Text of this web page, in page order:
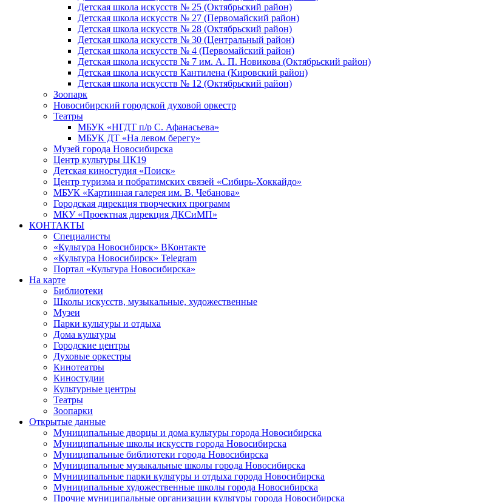
Детская школа искусств № 25 (Октябрьский район)
Детская школа искусств № 27 (Первомайский район)
Детская школа искусств № 28 (Октябрьский район)
Детская школа искусств № 30 (Центральный район)
Детская школа искусств № 4 (Первомайский район)
Детская школа искусств № 7 им. А. П. Новикова (Октябрьский район)
Детская школа искусств Кантилена (Кировский район)
Детская школа искусств № 12 (Октябрьский район)
Зоопарк
Новосибирский городской духовой оркестр
Театры
МБУК «НГДТ п/р С. Афанасьева»
МБУК ДТ «На левом берегу»
Музей города Новосибирска
Центр культуры ЦК19
Детская киностудия «Поиск»
Центр туризма и побратимских связей «Сибирь-Хоккайдо»
МБУК «Картинная галерея им. В. Чебанова»
Городская дирекция творческих программ
МКУ «Проектная дирекция ДКСиМП»
КОНТАКТЫ
Специалисты
«Культура Новосибирск» ВКонтакте
«Культура Новосибирск» Telegram
Портал «Культура Новосибирска»
На карте
Библиотеки
Школы искусств, музыкальные, художественные
Музеи
Парки культуры и отдыха
Дома культуры
Городские центры
Духовые оркестры
Кинотеатры
Киностудии
Культурные центры
Театры
Зоопарки
Открытые данные
Муниципальные дворцы и дома культуры города Новосибирска
Муниципальные школы искусств города Новосибирска
Муниципальные библиотеки города Новосибирска
Муниципальные музыкальные школы города Новосибирска
Муниципальные парки культуры и отдыха города Новосибирска
Муниципальные художественные школы города Новосибирска
Прочие муниципальные организации культуры города Новосибирска